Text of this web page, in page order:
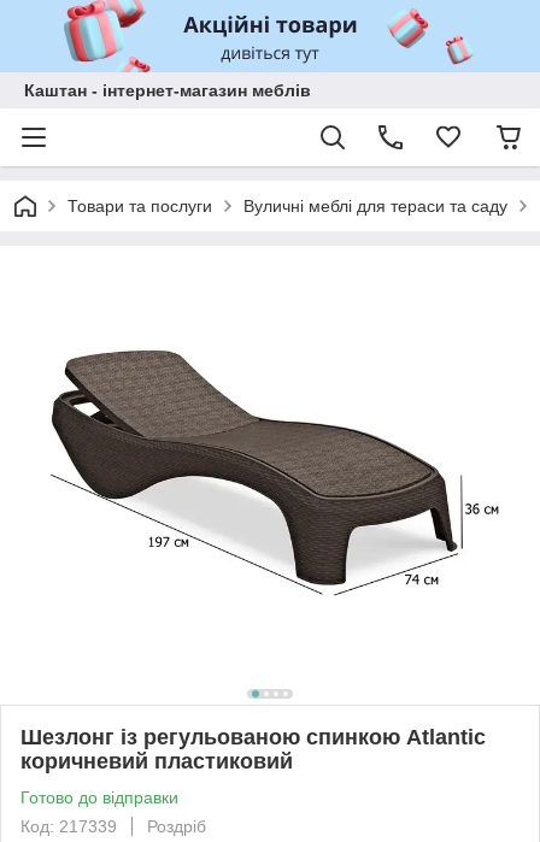
Каштан - інтернет-магазин меблів
Товари та послуги Вуличні меблі для тераси та саду
Шезлонг із регульованою спинкою Atlantic
коричневий пластиковий
Готово до відправки
Код: 217339
Роздріб